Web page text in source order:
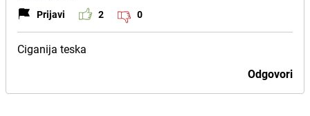
Prijavi 2 0
Ciganija teska
Odgovori